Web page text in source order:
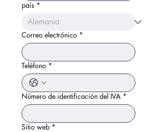
país *
Correo electrónico *
Teléfono *
Número de identificación del IVA *
Sitio web *